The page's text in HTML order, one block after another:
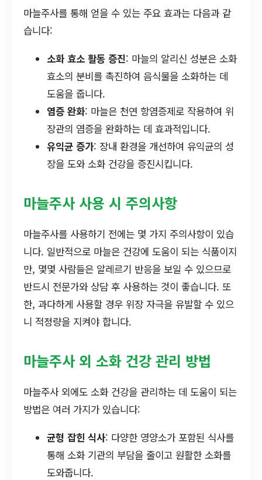
마늘주사를 통해 얻을 수 있는 주요 효과는 다음과 같
습니다:
소화 효소 활동 증진: 마늘의 알리신 성분은 소화
효소의 분비를 촉진하여 음식물을 소화하는 데
도움을 줍니다.
염증 완화: 마늘은 천연 항염증제로 작용하여 위
장관의 염증을 완화하는 데 효과적입니다.
유익균 증가: 장내 환경을 개선하여 유익균의 성
장을 도와 소화 건강을 증진시킵니다.
마늘주사 사용 시 주의사항
마늘주사를 사용하기 전에는 몇 가지 주의사항이 있습
니다. 일반적으로 마늘은 건강에 도움이 되는 식품이지
만, 몇몇 사람들은 알레르기 반응을 보일 수 있으므로
반드시 전문가와 상담 후 사용하는 것이 좋습니다. 또
한, 과다하게 사용할 경우 위장 자극을 유발할 수 있으
니 적정량을 지켜야 합니다.
마늘주사 외 소화 건강 관리 방법
마늘주사 외에도 소화 건강을 관리하는 데 도움이 되는
방법은 여러 가지가 있습니다:
균형 잡힌 식사: 다양한 영양소가 포함된 식사를
통해 소화 기관의 부담을 줄이고 원활한 소화를
도와줍니다.